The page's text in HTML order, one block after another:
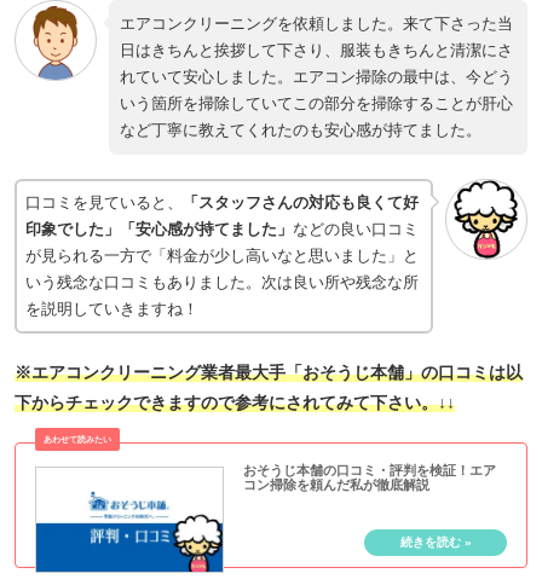
エアコンクリーニングを依頼しました。来て下さった当
日はきちんと挨拶して下さり、服装もきちんと清潔にさ
れていて安心しました。エアコン掃除の最中は、今どう
いう箇所を掃除していてこの部分を掃除することが肝心
など丁寧に教えてくれたのも安心感が持てました。
口コミを見ていると、
「スタッフさんの対応も良くて好
印象でした」「安心感が持てました」 などの良い口コミ
が見られる一方で「料金が少し高いなと思いました」と
いう残念な口コミもありました。次は良い所や残念な所
を説明していきますね！
※エアコンクリーニング業者最大手「おそうじ本舗」の口コミは以
下からチェックできますので参考にされてみて下さい。↓↓
おそうじ本舗の口コミ・評判を検証！エア
コン掃除を頼んだ私が徹底解説